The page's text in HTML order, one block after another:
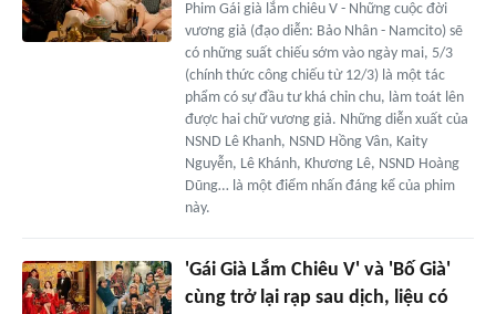
Phim Gái già lắm chiêu V - Những cuộc đời
vương giả (đạo diễn: Bảo Nhân - Namcito) sẽ
có những suất chiếu sớm vào ngày mai, 5/3
(chính thức công chiếu từ 12/3) là một tác
phẩm có sự đầu tư khá chỉn chu, làm toát lên
được hai chữ vương giả. Những diễn xuất của
NSND Lê Khanh, NSND Hồng Vân, Kaity
Nguyễn, Lê Khánh, Khương Lê, NSND Hoàng
Dũng… là một điểm nhấn đáng kể của phim
này.
'Gái Già Lắm Chiêu V' và 'Bố Già'
cùng trở lại rạp sau dịch, liệu có